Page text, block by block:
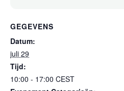
GEGEVENS
Datum:
juli 29
Tijd:
10:00 - 17:00 CEST